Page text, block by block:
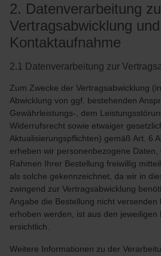
2. Datenverarbeitung
Vertragsabwicklung
Kontaktaufnahme
2.1 Datenverarbeitung zur
Zum Zwecke der Vertragsabwicklung
Abwicklung von ggf. bestehenden
Gewährleistungs-, dem
Widerrufsrecht sowie etwaiger
Aktualisierungspflichten) gemäß Art. 6
erheben wir personenbezogene Daten,
Rahmen Ihrer Bestellung freiwillig
als solche gekennzeichnet, da wir in
zwingend zur Vertragsabwicklung
Angabe die Bestellung nicht versenden
erhoben werden, ist aus den jeweiligen
ersichtlich.
Weitere Informationen zu der